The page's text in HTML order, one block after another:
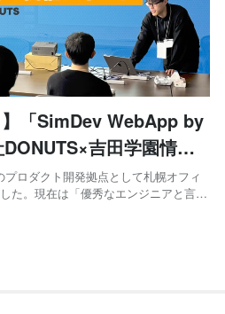
】「SimDev WebApp by
吉田学園情報
ボハンズオン開催レポ
ロダクト開発拠点として札幌オフィ
た。現在は「優秀なエンジニアと言え
創生の活動の一環として、2025年1月
って、吉田...